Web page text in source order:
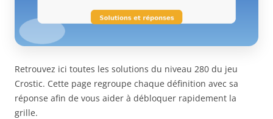
Retrouvez ici toutes les solutions du niveau 280 du jeu
Crostic. Cette page regroupe chaque définition avec sa
réponse afin de vous aider à débloquer rapidement la
grille.